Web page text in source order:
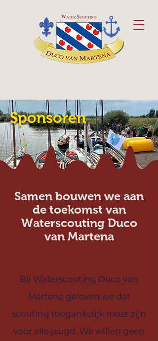
Sponsoren
Samen bouwen we aan
de toekomst van
Waterscouting Duco
van Martena
Bij Waterscouting Duco van
Martena geloven we dat
scouting toegankelijk moet zijn
voor alle jeugd. We willen geen